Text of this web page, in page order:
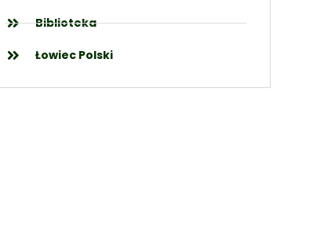
Biblioteka
Łowiec Polski